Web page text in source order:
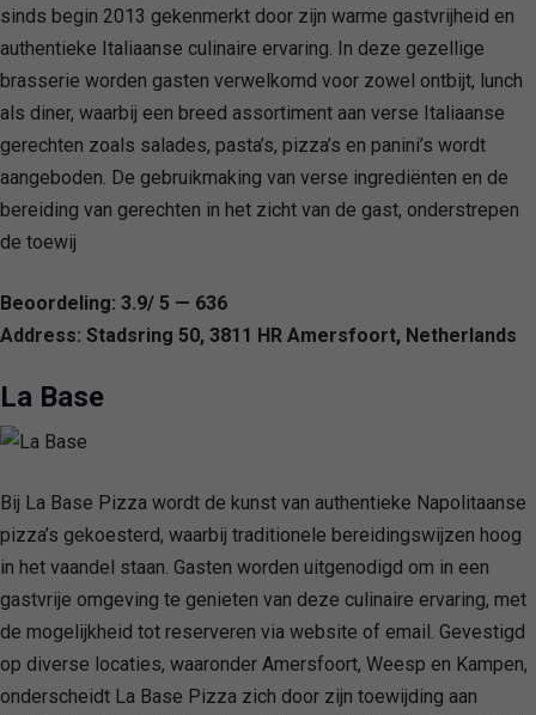
sinds begin 2013 gekenmerkt door zijn warme gastvrijheid en
authentieke Italiaanse culinaire ervaring. In deze gezellige
brasserie worden gasten verwelkomd voor zowel ontbijt, lunch
als diner, waarbij een breed assortiment aan verse Italiaanse
gerechten zoals salades, pasta’s, pizza’s en panini’s wordt
aangeboden. De gebruikmaking van verse ingrediënten en de
bereiding van gerechten in het zicht van de gast, onderstrepen
de toewij
Beoordeling: 3.9/ 5 — 636
Address: Stadsring 50, 3811 HR Amersfoort, Netherlands
La Base
Bij La Base Pizza wordt de kunst van authentieke Napolitaanse
pizza’s gekoesterd, waarbij traditionele bereidingswijzen hoog
in het vaandel staan. Gasten worden uitgenodigd om in een
gastvrije omgeving te genieten van deze culinaire ervaring, met
de mogelijkheid tot reserveren via website of email. Gevestigd
op diverse locaties, waaronder Amersfoort, Weesp en Kampen,
onderscheidt La Base Pizza zich door zijn toewijding aan